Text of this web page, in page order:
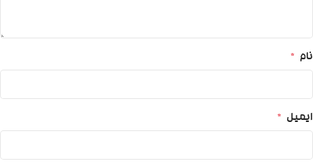
نام *
ایمیل *